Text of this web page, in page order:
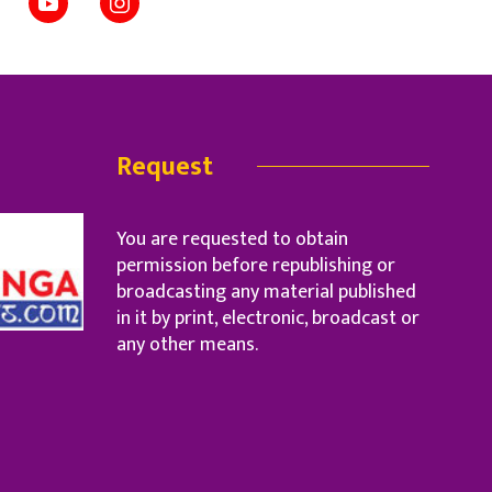
Request
You are requested to obtain
permission before republishing or
broadcasting any material published
in it by print, electronic, broadcast or
any other means.